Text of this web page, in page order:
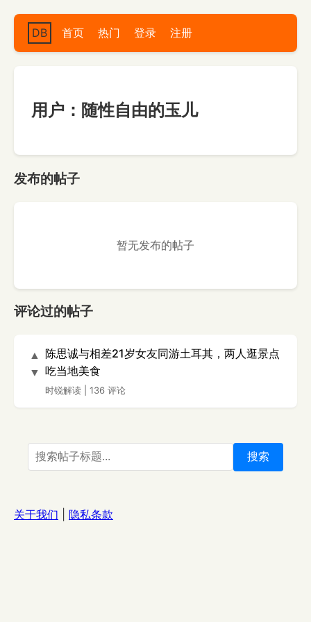
DB 首页 热门 登录 注册
用户：随性自由的玉儿
发布的帖子
暂无发布的帖子
评论过的帖子
▲
▼
陈思诚与相差21岁女友同游土耳其，两人逛景点
吃当地美食
时锐解读 136 评论
搜索
关于我们 隐私条款